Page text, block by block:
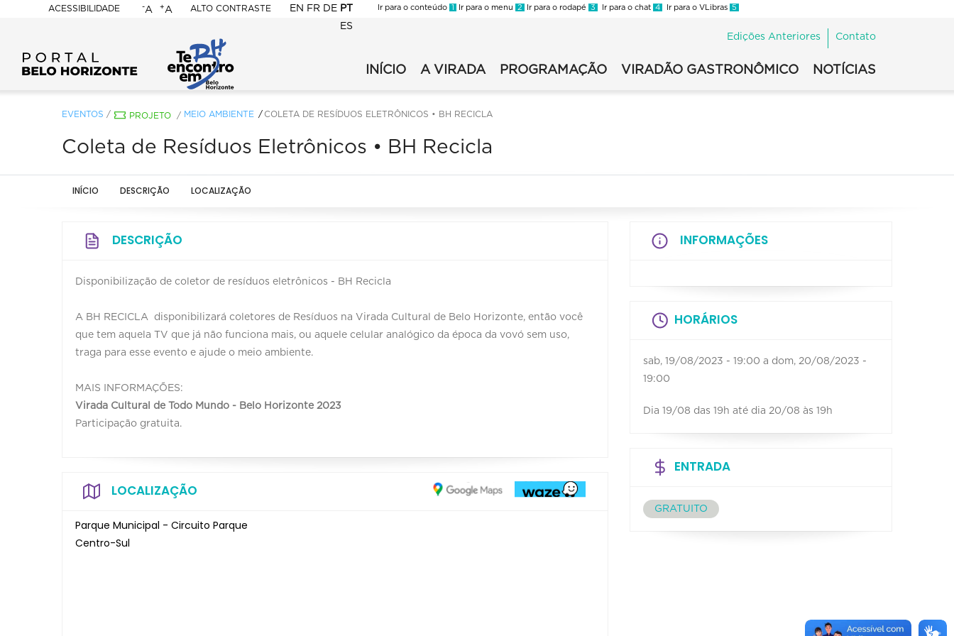
ACESSIBILIDADE
BELO
HORIZONTE
-A +A ALTO CONTRASTE EN FR DE PT
ES
Ir para o conteúdo 1 Ir para o menu 2 Ir para o rodapé 3 Ir para o chat 4 Ir para o VLibras 5
-
Edições Anteriores Contato
Virada
-
INÍCIO A VIRADA PROGRAMAÇÃO VIRADÃO GASTRONÔMICO NOTÍCIAS
EVENTOS / PROJETO / MEIO AMBIENTE COLETA DE RESÍDUOS ELETRÔNICOS • BH RECICLA
Coleta de Resíduos Eletrônicos • BH Recicla
INÍCIO DESCRIÇÃO LOCALIZAÇÃO
DESCRIÇÃO
Disponibilização de coletor de resíduos eletrônicos - BH Recicla
A BH RECICLA disponibilizará coletores de Resíduos na Virada Cultural de Belo Horizonte, então você
que tem aquela TV que já não funciona mais, ou aquele celular analógico da época da vovó sem uso,
traga para esse evento e ajude o meio ambiente.
MAIS INFORMAÇÕES:
Virada Cultural de Todo Mundo - Belo Horizonte 2023
Participação gratuita.
LOCALIZAÇÃO
Parque Municipal - Circuito Parque
Centro-Sul
INFORMAÇÕES
HORÁRIOS
sab, 19/08/2023 - 19:00 a dom, 20/08/2023 -
19:00
Dia 19/08 das 19h até dia 20/08 às 19h
ENTRADA
GRATUITO